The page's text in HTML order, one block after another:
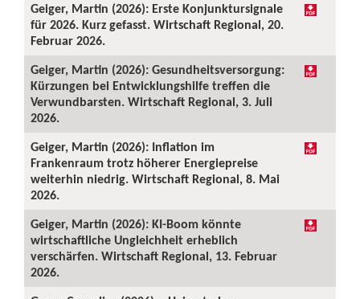
Geiger, Martin (2026): Erste Konjunktursignale
für 2026. Kurz gefasst. Wirtschaft Regional, 20.
Februar 2026.
Geiger, Martin (2026): Gesundheitsversorgung:
Kürzungen bei Entwicklungshilfe treffen die
Verwundbarsten. Wirtschaft Regional, 3. Juli
2026.
Geiger, Martin (2026): Inflation im
Frankenraum trotz höherer Energiepreise
weiterhin niedrig. Wirtschaft Regional, 8. Mai
2026.
Geiger, Martin (2026): KI-Boom könnte
wirtschaftliche Ungleichheit erheblich
verschärfen. Wirtschaft Regional, 13. Februar
2026.